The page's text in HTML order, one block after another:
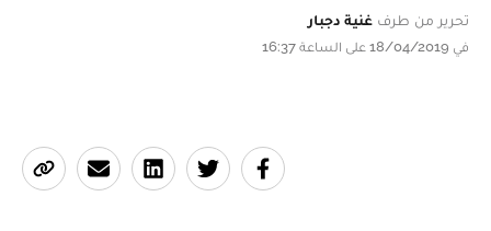
تحرير من طرف غنية دجبار
في 18/04/2019 على الساعة 16:37